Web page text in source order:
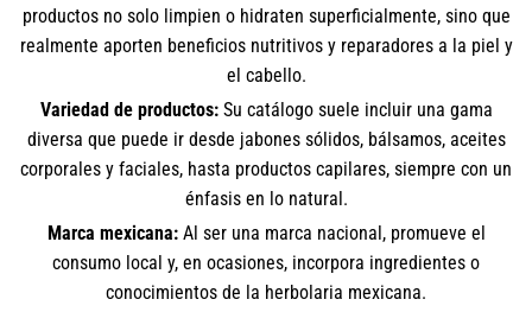
productos no solo limpien o hidraten superficialmente, sino que
realmente aporten beneficios nutritivos y reparadores a la piel y
el cabello.
Variedad de productos:Su catálogo suele incluir una gama
diversa que puede ir desde jabones sólidos, bálsamos, aceites
corporales y faciales, hasta productos capilares, siempre con un
énfasis en lo natural.
Marca mexicana:Al ser una marca nacional, promueve el
consumo local y, en ocasiones, incorpora ingredientes o
conocimientos de la herbolaria mexicana.